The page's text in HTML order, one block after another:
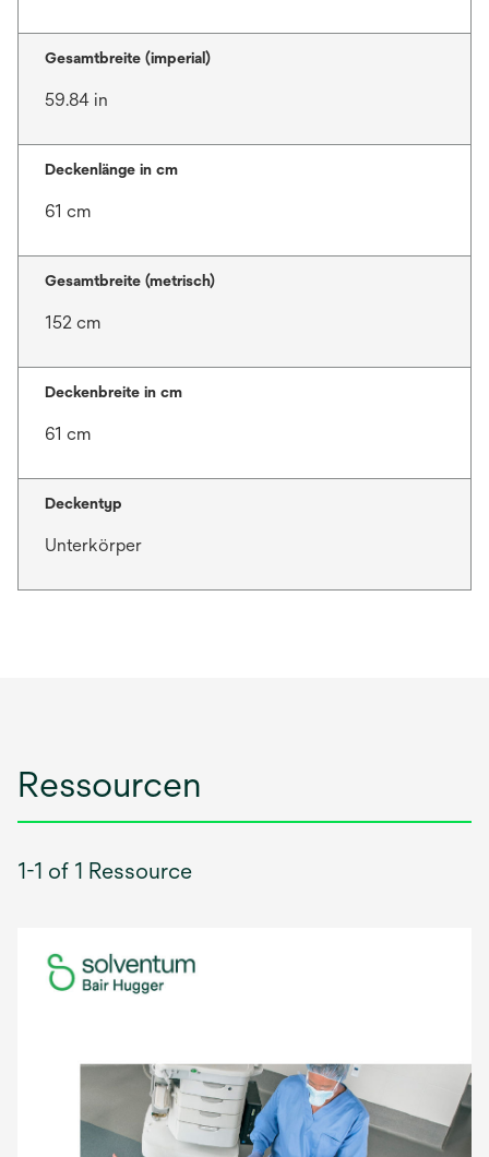
Gesamtbreite (imperial)
59.84 in
Deckenlänge in cm
61 cm
Gesamtbreite (metrisch)
152 cm
Deckenbreite in cm
61 cm
Deckentyp
Unterkörper
Ressourcen
1-1 of 1 Ressource